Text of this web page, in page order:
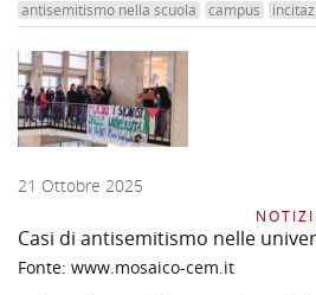
antisemitismo nella scuola campus
21 Ottobre 2025
Casi di antisemitismo nelle
Fonte: www.mosaico-cem.it